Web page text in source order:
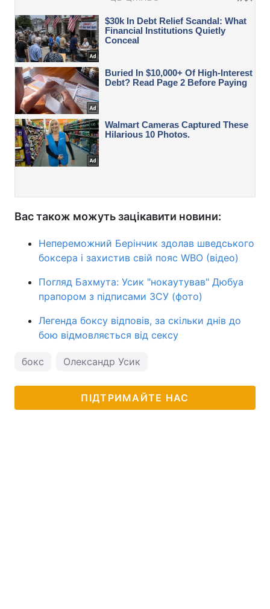
Вас також можуть зацікавити новини:
Непереможний Берінчик здолав шведського
боксера і захистив свій пояс WBO (відео)
Погляд Бахмута: Усик "нокаутував" Дюбуа
прапором з підписами ЗСУ (фото)
Легенда боксу відповів, за скільки днів до
бою відмовляється від сексу
бокс Олександр Усик
ПІДТРИМАЙТЕ НАС